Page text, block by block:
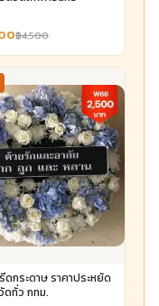
฿4,500
กระดาษ ราคาประหยัด
ดทั่ว กทม.